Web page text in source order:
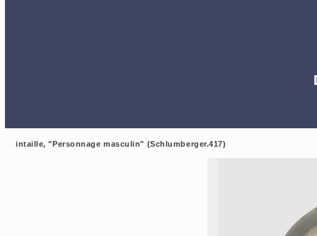
intaille, "Personnage masculin" (Schlumberger.417)